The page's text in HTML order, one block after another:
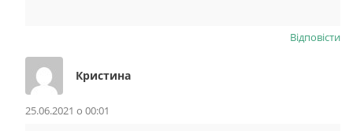
Відповіcти
Кристина
25.06.2021 о 00:01